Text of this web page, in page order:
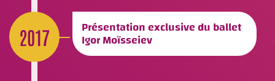
2017 Présentation exclusive du ballet
Igor Moïsseiev